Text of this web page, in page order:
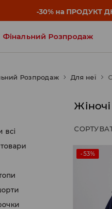
-30% на ПРОДУКТ
Фінальний Розпродаж
Розпродаж Для неї
всі
-53%